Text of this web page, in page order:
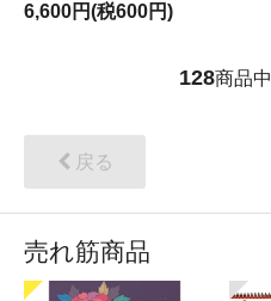
6,600円(税600円)
128商品中
戻る
売れ筋商品